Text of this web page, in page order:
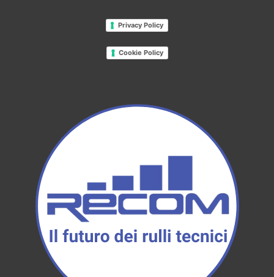
Privacy Policy
Cookie Policy